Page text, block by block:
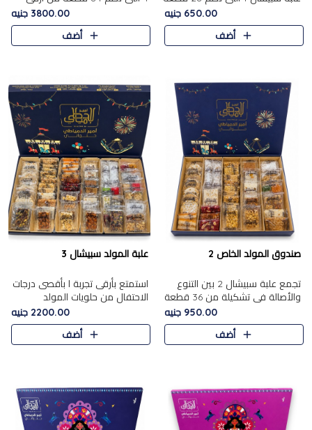
من تشكيلة مختارة بعناية من أفخر
حلويات المولد المصرية الأصلية
الشرقية. تحتوي ال..
650.00 جنيه
أضف
حلويات المولد الشرقية، في تشكيلة
غنية تجمع بين الحلويات التقليدية
والمكسرات الفاخرة. تحتوي العلبة
3800.00 جنيه
أضف
صندوق المولد الخاص 2
تجمع علبة سبيشال 2 بين التنوع
والأصالة في تشكيلة من 36 قطعة
تضم أشهر حلويات المولد الشرقية.
تحتوي العلبة على الجزرية بالفول،
والجزرية بالبن..
950.00 جنيه
أضف
علبة المولد سبيشال 3
استمتع بأرقى تجربة ا بأقصى درجات
الاحتفال من حلويات المولد
المصريه الأصيلة مع هذه الفخامة
مع علبة سبيشال 3 التي تضم 56
قطعة من تشكيلة استثن..
2200.00 جنيه
أضف